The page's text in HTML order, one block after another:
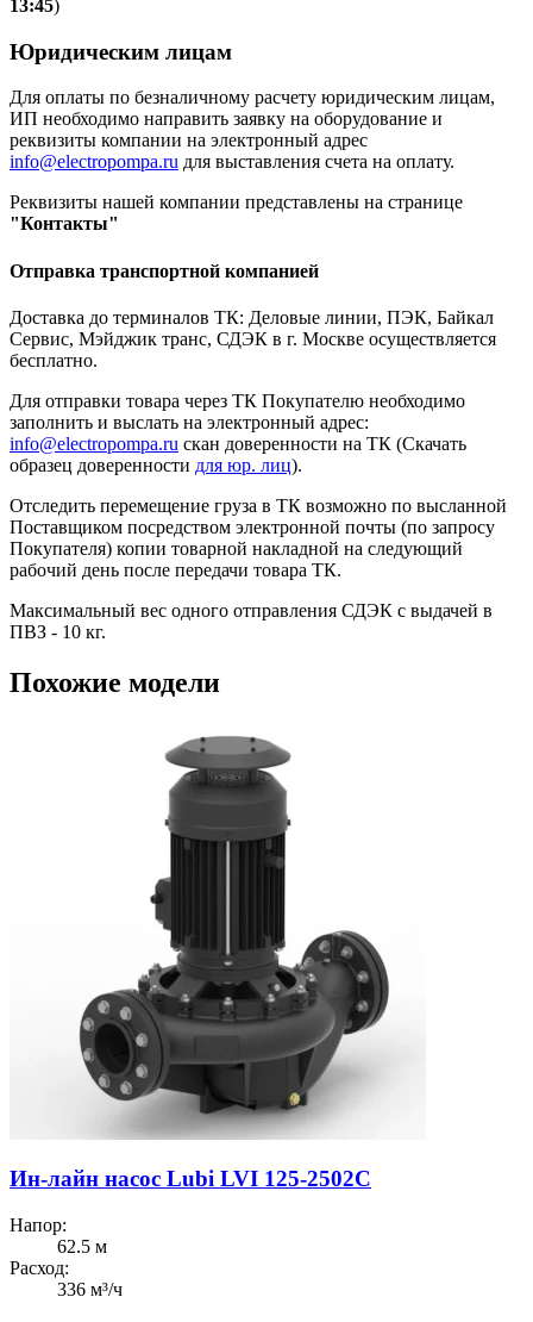
13:45)
Юридическим лицам
Для оплаты по безналичному расчету юридическим лицам,
ИП необходимо направить заявку на оборудование и
реквизиты компании на электронный адрес
info@electropompa.ru для выставления счета на оплату.
Реквизиты нашей компании представлены на странице
"Контакты"
Отправка транспортной компанией
Доставка до терминалов ТК: Деловые линии, ПЭК, Байкал
Сервис, Мэйджик транс, СДЭК в г. Москве осуществляется
бесплатно.
Для отправки товара через ТК Покупателю необходимо
заполнить и выслать на электронный адрес:
info@electropompa.ru скан доверенности на ТК (Скачать
образец доверенности для юр. лиц).
Отследить перемещение груза в ТК возможно по высланной
Поставщиком посредством электронной почты (по запросу
Покупателя) копии товарной накладной на следующий
рабочий день после передачи товара ТК.
Максимальный вес одного отправления СДЭК с выдачей в
ПВЗ - 10 кг.
Похожие модели
Ин-лайн насос Lubi LVI 125-2502C
Напор:
62.5 м
Расход:
336 м³/ч